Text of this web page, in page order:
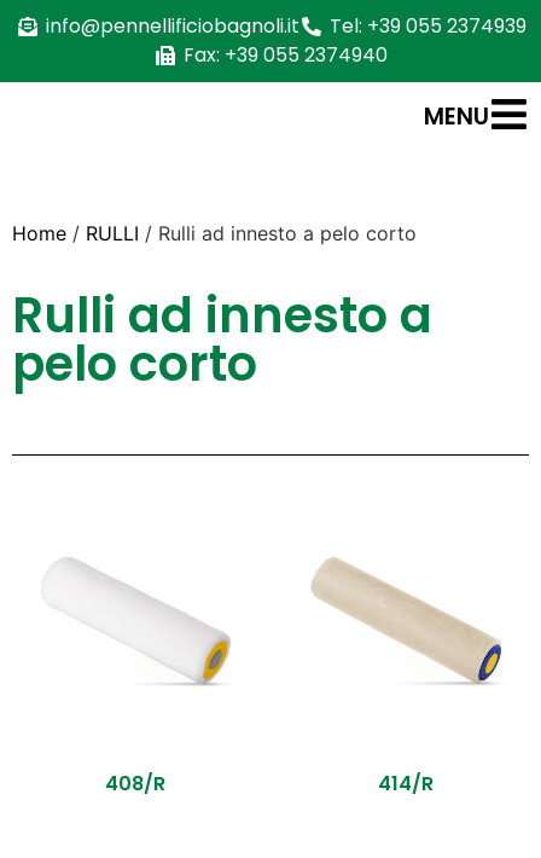
info@pennellificiobagnoli.it
Tel: +39 055 2374939
Fax: +39 055 2374940
MENU
Home / RULLI / Rulli ad innesto a pelo corto
Rulli ad innesto a
pelo corto
408/R 414/R